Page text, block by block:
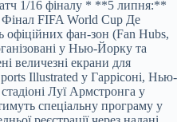
1/16 фіналу * **5 липня:**
FIFA World Cup Де
офіційних фан-зон (Fan Hubs,
у Нью-Йорку та
величезні екрани для
Illustrated у Гаррісоні, Нью-
Луї Армстронга у
спеціальну програму у